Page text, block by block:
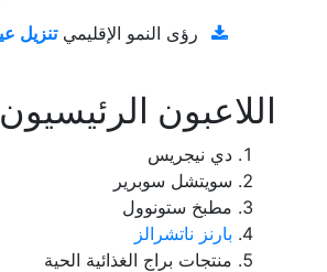
رؤى النمو الإقليمي
اللاعبون الرئيسيون
دي نيجريس
سويتشل سوبرير
مطبخ ستونوول
بارنز ناتشرالز
منتجات براج الغذائية الحية